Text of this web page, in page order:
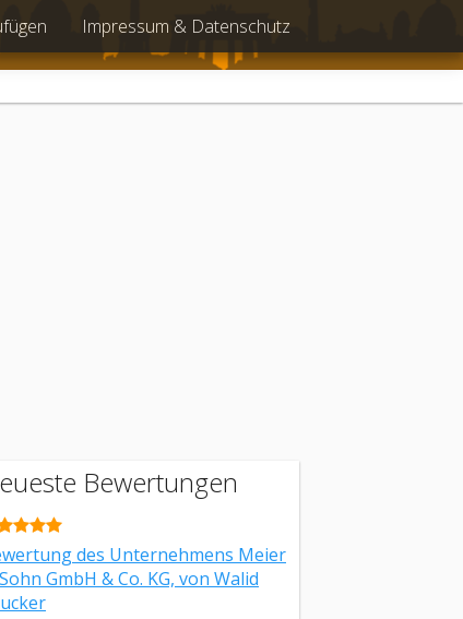
Impressum & Datenschutz
Bewertungen
des Unternehmens Meier
GmbH & Co. KG, von Walid